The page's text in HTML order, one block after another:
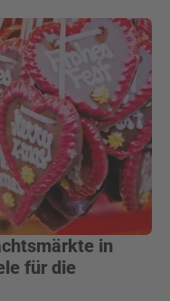
in
für die